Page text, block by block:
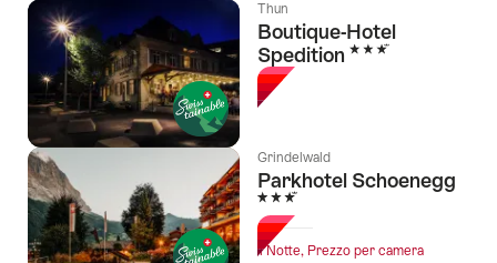
Thun
Boutique-Hotel
Spedition 3 Stelle
Grindelwald
Parkhotel Schoenegg
3 Stelle
1 Notte, Prezzo per camera